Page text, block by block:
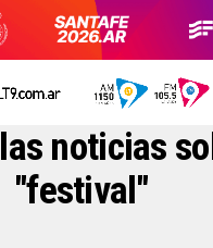
noticias
"festival"